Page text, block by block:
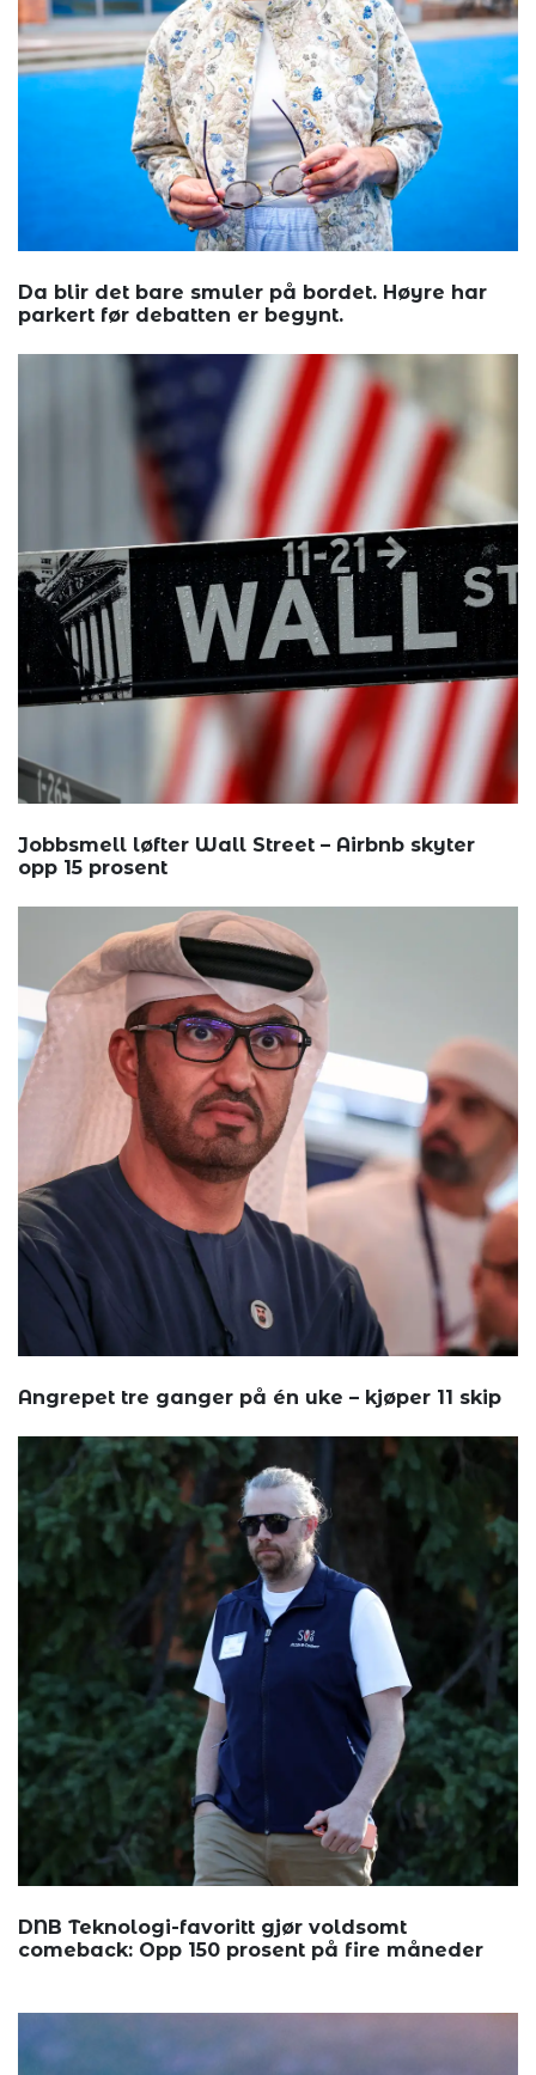
Da blir det bare smuler på bordet. Høyre har
parkert før debatten er begynt.
Jobbsmell løfter Wall Street – Airbnb skyter
opp 15 prosent
Angrepet tre ganger på én uke – kjøper 11 skip
DNB Teknologi-favoritt gjør voldsomt
comeback: Opp 150 prosent på fire måneder